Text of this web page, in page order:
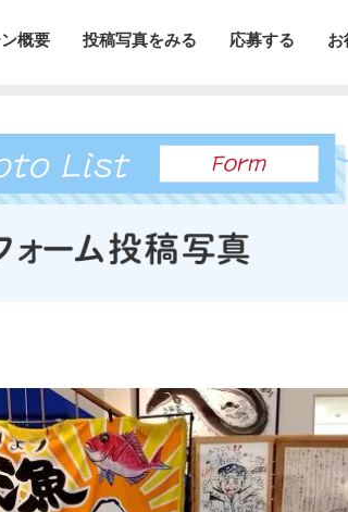
概要 投稿写真をみる 応募する お